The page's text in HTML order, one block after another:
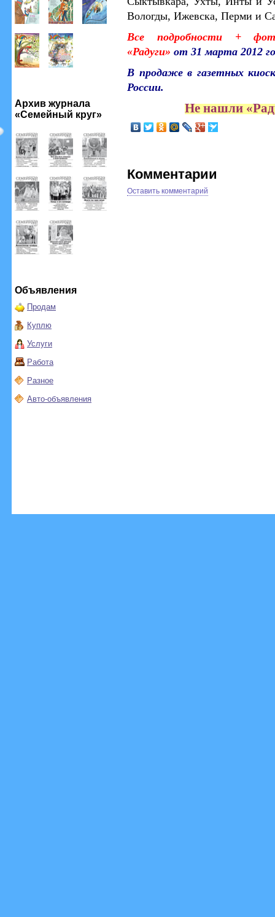
Архив журнала
«Семейный круг»
Объявления
Продам
Куплю
Услуги
Работа
Разное
Авто-объявления
Вологды, Ижевска, Перми и
Все подробности +
«Радуги» от 31 марта 2012
В продаже в газетных
России.
Не нашли
Комментарии
Оставить комментарий